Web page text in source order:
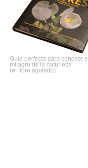
Guía perfecta para conocer el
milagro de la naturleza
(el libro agotado)